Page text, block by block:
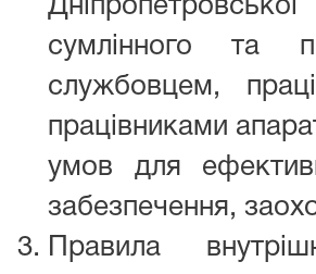
сумлінного та
службовцем,
працівниками
умов для
забезпечення,
Правила